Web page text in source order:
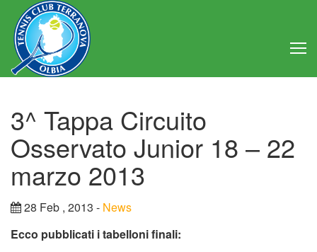
Club
Consiglio Direttivo
Statuto
3^ Tappa Circuito
Osservato Junior 18 – 22
marzo 2013
28 Feb , 2013 - News
Ecco pubblicati i tabelloni finali: